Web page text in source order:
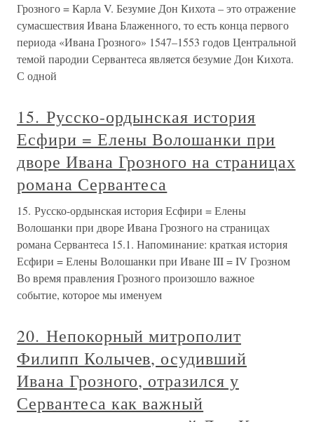
Грозного = Карла V. Безумие Дон Кихота – это отражение
сумасшествия Ивана Блаженного, то есть конца первого
периода «Ивана Грозного» 1547–1553 годов Центральной
темой пародии Сервантеса является безумие Дон Кихота.
С одной
15. Русско-ордынская история
Есфири = Елены Волошанки при
дворе Ивана Грозного на страницах
романа Сервантеса
15. Русско-ордынская история Есфири = Елены
Волошанки при дворе Ивана Грозного на страницах
романа Сервантеса 15.1. Напоминание: краткая история
Есфири = Елены Волошанки при Иване III = IV Грозном
Во время правления Грозного произошло важное
событие, которое мы именуем
20. Непокорный митрополит
Филипп Колычев, осудивший
Ивана Грозного, отразился у
Сервантеса как важный